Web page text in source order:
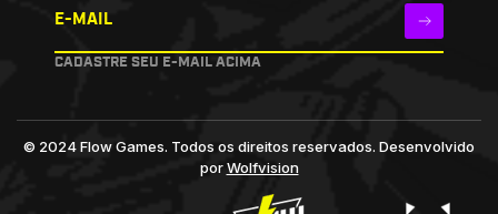
E-MAIL
CADASTRE SEU E-MAIL ACIMA
© 2024 Flow Games. Todos os direitos reservados. Desenvolvido
porWolfvision